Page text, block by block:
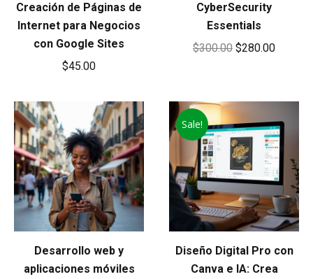
Creación de Páginas de
Internet para Negocios
con Google Sites
$45.00
CyberSecurity
Essentials
$300.00 Original
$300.00.
$280.00Current
Desarrollo web y
aplicaciones móviles
Sale!
Diseño Digital Pro con
Canva e IA: Crea